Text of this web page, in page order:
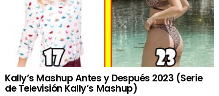
Kally’s Mashup Antes y Después 2023 (Serie
de Televisión Kally’s Mashup)